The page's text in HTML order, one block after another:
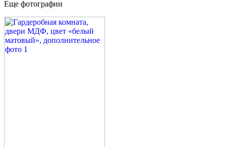
Еще фотографии